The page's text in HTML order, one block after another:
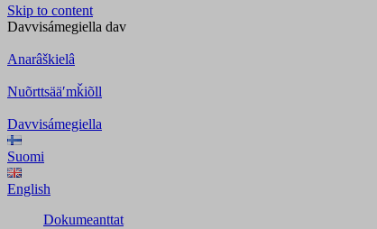
Skip to content
Davvisámegiella dav
Anarâškielâ
Nuõrttsääʹmǩiõll
Davvisámegiella
Suomi
English
Dokumeanttat